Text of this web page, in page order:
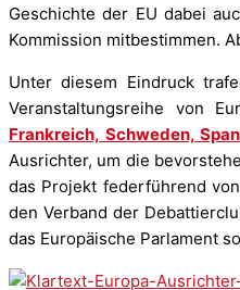
Geschichte der EU dabei
Kommission mitbestimmen.
Unter diesem Eindruck
Veranstaltungsreihe von
Frankreich, Schweden,
Ausrichter, um die
das Projekt federführend
den Verband der
das Europäische Parlament